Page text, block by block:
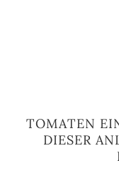
TOMATEN
DIESER